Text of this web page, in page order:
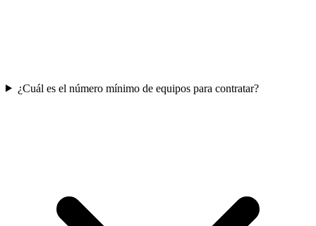
¿Cuál es el número mínimo de equipos para contratar?